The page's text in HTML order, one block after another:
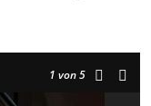
1 von 5